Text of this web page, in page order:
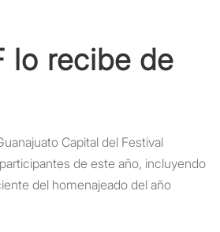
lo recibe de
Capital del Festival
de este año, incluyendo
del homenajeado del año